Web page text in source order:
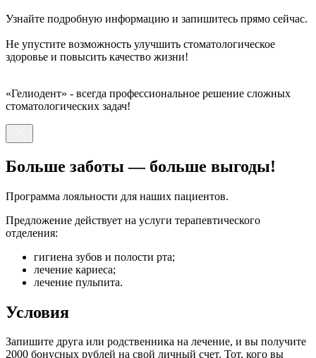
Узнайте подробную информацию и запишитесь прямо сейчас.
Не упустите возможность улучшить стоматологическое
здоровье и повысить качество жизни!
«Гелиодент» - всегда профессиональное решение сложных
стоматологических задач!
Больше заботы — больше выгоды!
Программа лояльности для наших пациентов.
Предложение действует на услуги терапевтического
отделения:
гигиена зубов и полости рта;
лечение кариеса;
лечение пульпита.
Условия
Запишите друга или родственника на лечение, и вы получите
2000 бонусных рублей на свой личный счет. Тот, кого вы